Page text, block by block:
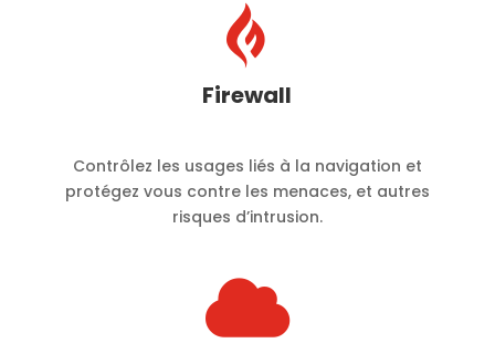

Firewall
Contrôlez les usages liés à la navigation et
protégez vous contre les menaces, et autres
risques d’intrusion.
